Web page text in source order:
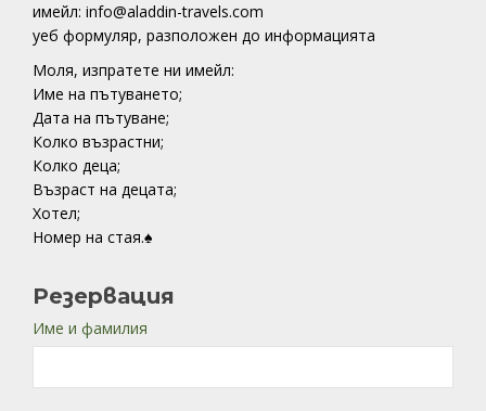
имейл: info@aladdin-travels.com
уеб формуляр, разположен до информацията
Моля, изпратете ни имейл:
Име на пътуването;
Дата на пътуване;
Колко възрастни;
Колко деца;
Възраст на децата;
Хотел;
Номер на стая.♠
Резервация
Име и фамилия